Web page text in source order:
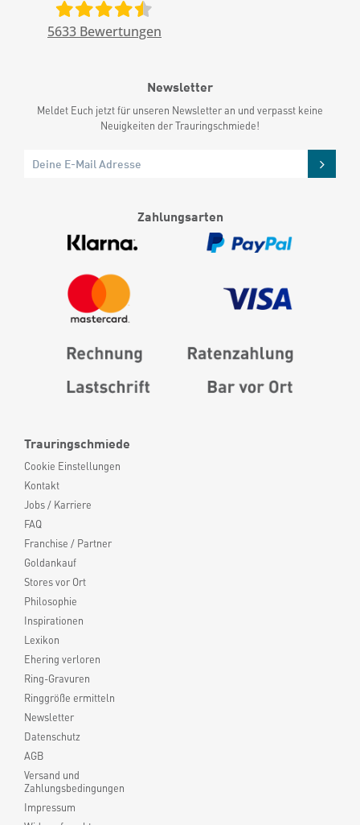
Trauringschmiede
Cookie Einstellungen
Kontakt
Jobs / Karriere
FAQ
Franchise / Partner
Goldankauf
Stores vor Ort
Philosophie
Inspirationen
Lexikon
Ehering verloren
Ring-Gravuren
Ringgröße ermitteln
Newsletter
Datenschutz
AGB
Versand und
Zahlungsbedingungen
Impressum
5633 Bewertungen
Newsletter
Meldet Euch jetzt für unseren Newsletter an und verpasst keine
Neuigkeiten der Trauringschmiede!
Zahlungsarten